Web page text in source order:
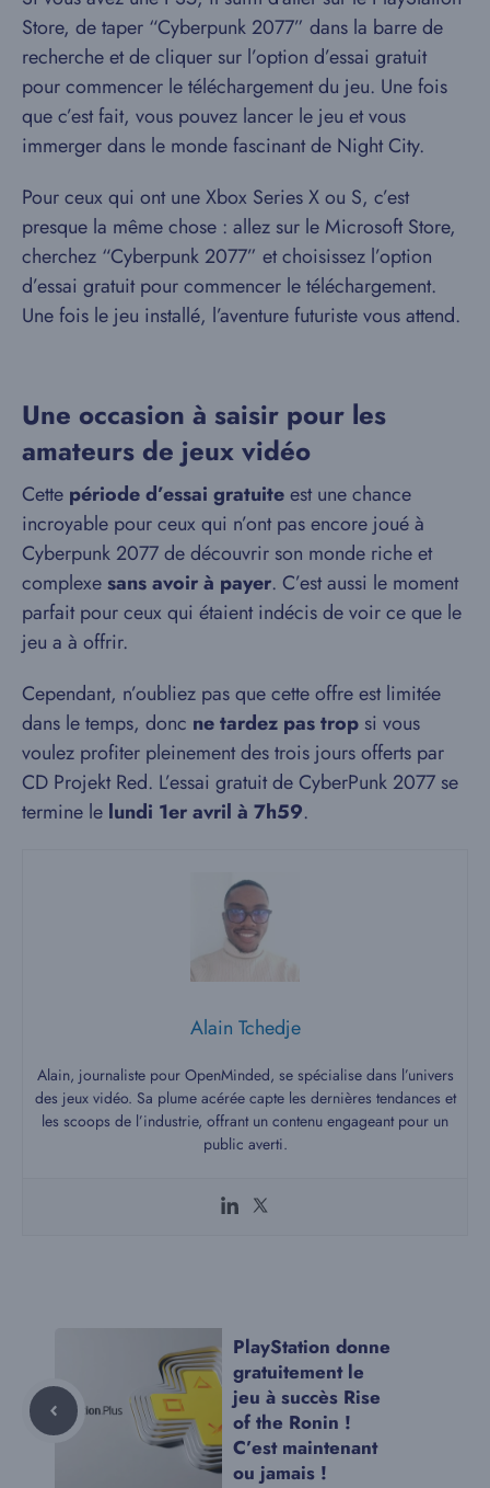
Store, de taper “Cyberpunk 2077” dans la barre de
recherche et de cliquer sur l’option d’essai gratuit
pour commencer le téléchargement du jeu. Une fois
que c’est fait, vous pouvez lancer le jeu et vous
immerger dans le monde fascinant de Night City.
Pour ceux qui ont une Xbox Series X ou S, c’est
presque la même chose : allez sur le Microsoft Store,
cherchez “Cyberpunk 2077” et choisissez l’option
d’essai gratuit pour commencer le téléchargement.
Une fois le jeu installé, l’aventure futuriste vous attend.
Une occasion à saisir pour les
amateurs de jeux vidéo
Cette période d’essai gratuiteest une chance
incroyable pour ceux qui n’ont pas encore joué à
Cyberpunk 2077 de découvrir son monde riche et
complexesans avoir à payer. C’est aussi le moment
parfait pour ceux qui étaient indécis de voir ce que le
jeu a à offrir.
Cependant, n’oubliez pas que cette offre est limitée
dans le temps, donc ne tardez pas trop si vous
voulez profiter pleinement des trois jours offerts par
CD Projekt Red. L’essai gratuit de CyberPunk 2077 se
termine le lundi 1er avril à 7h59.
Alain Tchedje
Alain, journaliste pour OpenMinded, se spécialise dans l’univers
des jeux vidéo. Sa plume acérée capte les dernières tendances et
les scoops de l’industrie, offrant un contenu engageant pour un
public averti.
PlayStation donne
gratuitement le
jeu à succès Rise
of the Ronin !
C’est maintenant
ou jamais !